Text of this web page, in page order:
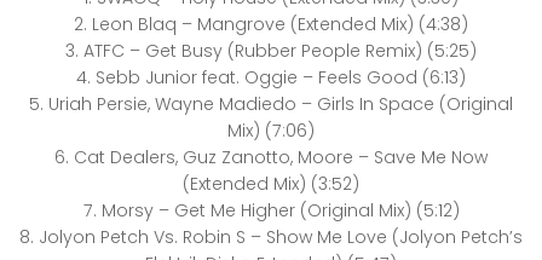
2. Leon Blaq – Mangrove (Extended Mix) (4:38)
3. ATFC – Get Busy (Rubber People Remix) (5:25)
4. Sebb Junior feat. Oggie – Feels Good (6:13)
5. Uriah Persie, Wayne Madiedo – Girls In Space (Original
Mix) (7:06)
6. Cat Dealers, Guz Zanotto, Moore – Save Me Now
(Extended Mix) (3:52)
7. Morsy – Get Me Higher (Original Mix) (5:12)
8. Jolyon Petch Vs. Robin S – Show Me Love (Jolyon Petch’s